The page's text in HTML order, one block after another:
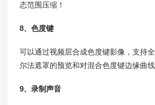
态范围压缩！
8、色度键
可以通过视频层合成色度键影像，支持
尔法遮罩的预览和对混合色度键边缘曲线
9、录制声音